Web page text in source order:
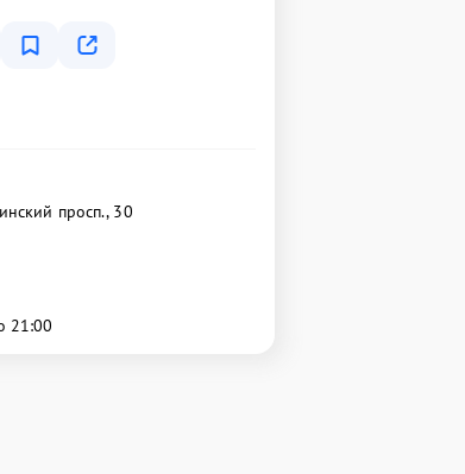
просп., 30
21:00